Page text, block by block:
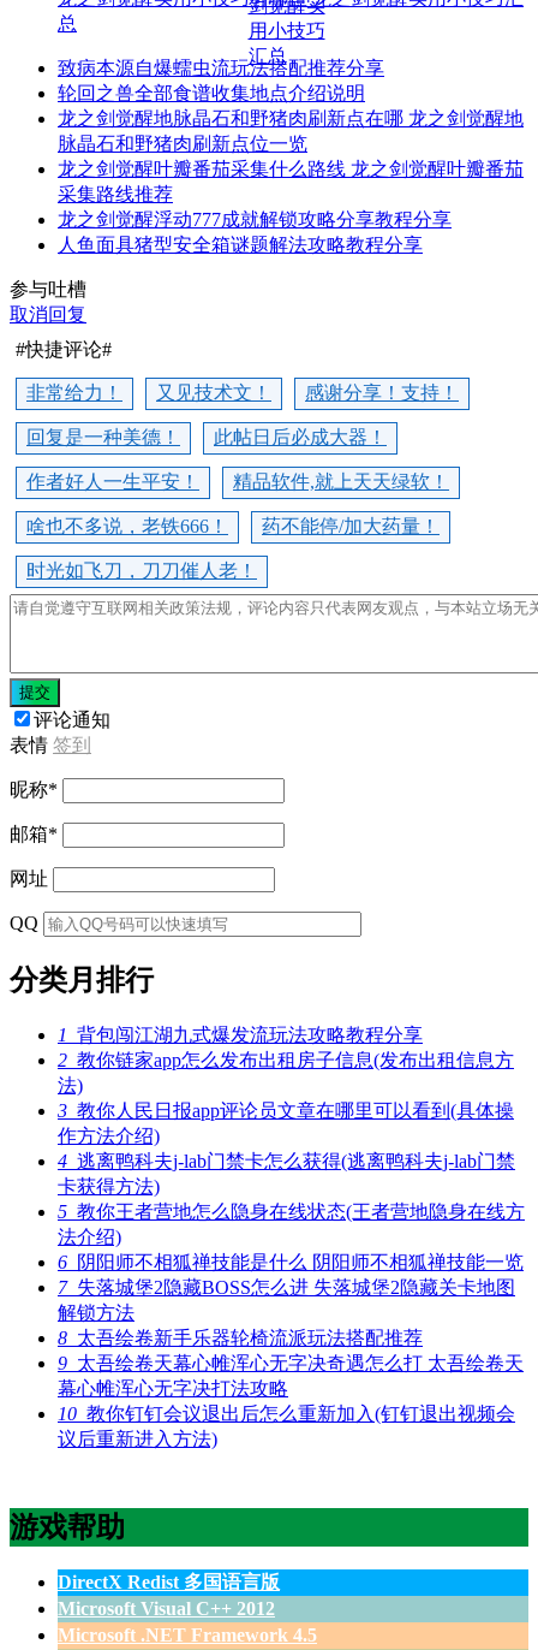
总
致病本源自爆蠕虫流玩法搭配推荐分享
轮回之兽全部食谱收集地点介绍说明
龙之剑觉醒地脉晶石和野猪肉刷新点在哪 龙之剑觉醒地
脉晶石和野猪肉刷新点位一览
龙之剑觉醒叶瓣番茄采集什么路线 龙之剑觉醒叶瓣番茄
采集路线推荐
龙之剑觉醒浮动777成就解锁攻略分享教程分享
人鱼面具猪型安全箱谜题解法攻略教程分享
参与吐槽
取消回复
#快捷评论#
非常给力！ 又见技术文！ 感谢分享！支持！
回复是一种美德！ 此帖日后必成大器！
作者好人一生平安！ 精品软件,就上天天绿软！
啥也不多说，老铁666！ 药不能停/加大药量！
时光如飞刀，刀刀催人老！
提交
评论通知
表情 签到
昵称*
邮箱*
网址
QQ
分类月排行
1 背包闯江湖九式爆发流玩法攻略教程分享
2 教你链家app怎么发布出租房子信息(发布出租信息方
法)
3 教你人民日报app评论员文章在哪里可以看到(具体操
作方法介绍)
4 逃离鸭科夫j-lab门禁卡怎么获得(逃离鸭科夫j-lab门禁
卡获得方法)
5 教你王者营地怎么隐身在线状态(王者营地隐身在线方
法介绍)
6 阴阳师不相狐禅技能是什么 阴阳师不相狐禅技能一览
7失落城堡2隐藏BOSS怎么进 失落城堡2隐藏关卡地图
解锁方法
8 太吾绘卷新手乐器轮椅流派玩法搭配推荐
9 太吾绘卷天幕心帷浑心无字决奇遇怎么打 太吾绘卷天
幕心帷浑心无字决打法攻略
10 教你钉钉会议退出后怎么重新加入(钉钉退出视频会
议后重新进入方法)
游戏帮助
DirectX Redist 多国语言版
Microsoft Visual C++ 2012
Microsoft .NET Framework 4.5